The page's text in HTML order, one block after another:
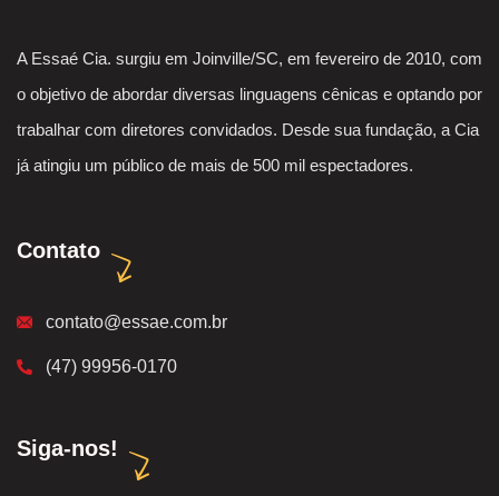
A Essaé Cia. surgiu em Joinville/SC, em fevereiro de 2010, com
o objetivo de abordar diversas linguagens cênicas e optando por
trabalhar com diretores convidados. Desde sua fundação, a Cia
já atingiu um público de mais de 500 mil espectadores.
Contato
contato@essae.com.br
(47) 99956-0170
Siga-nos!